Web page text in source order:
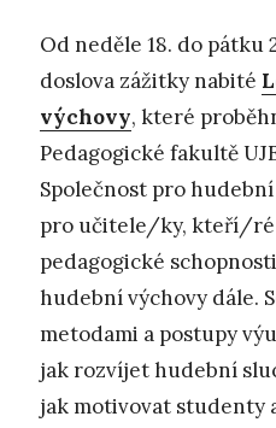
Od neděle 18. do pátku
doslova zážitky nabité
výchovy, které
Pedagogické fakultě
Společnost pro
pro učitele/ky, kteří/ré
pedagogické
hudební výchovy dále.
metodami a postupy
jak rozvíjet hudební
jak motivovat studenty